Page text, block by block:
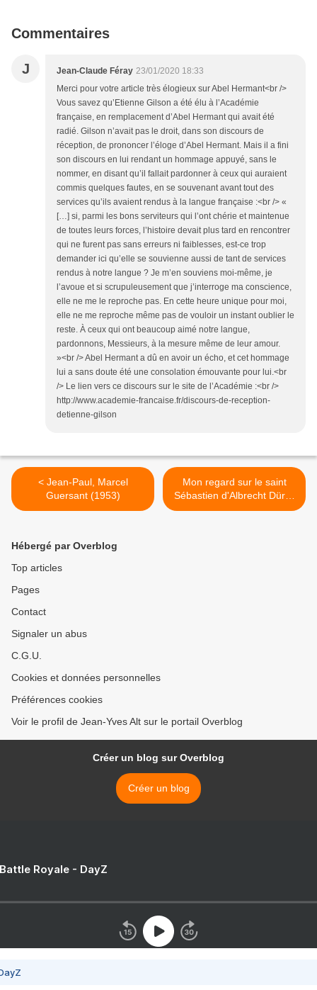
Commentaires
J Jean-Claude Féray 23/01/2020 18:33
Merci pour votre article très élogieux sur Abel Hermant<br />
Vous savez qu’Etienne Gilson a été élu à l’Académie
française, en remplacement d’Abel Hermant qui avait été
radié. Gilson n’avait pas le droit, dans son discours de
réception, de prononcer l’éloge d’Abel Hermant. Mais il a fini
son discours en lui rendant un hommage appuyé, sans le
nommer, en disant qu’il fallait pardonner à ceux qui auraient
commis quelques fautes, en se souvenant avant tout des
services qu’ils avaient rendus à la langue française :<br /> «
[…] si, parmi les bons serviteurs qui l’ont chérie et maintenue
de toutes leurs forces, l’histoire devait plus tard en rencontrer
qui ne furent pas sans erreurs ni faiblesses, est-ce trop
demander ici qu’elle se souvienne aussi de tant de services
rendus à notre langue ? Je m’en souviens moi-même, je
l’avoue et si scrupuleusement que j’interroge ma conscience,
elle ne me le reproche pas. En cette heure unique pour moi,
elle ne me reproche même pas de vouloir un instant oublier le
reste. À ceux qui ont beaucoup aimé notre langue,
pardonnons, Messieurs, à la mesure même de leur amour.
»<br /> Abel Hermant a dû en avoir un écho, et cet hommage
lui a sans doute été une consolation émouvante pour lui.<br
/> Le lien vers ce discours sur le site de l’Académie :<br />
http://www.academie-francaise.fr/discours-de-reception-
detienne-gilson
< Jean-Paul, Marcel
Guersant (1953)
Mon regard sur le saint
Sébastien d'Albrecht Dürer
à Bergame >
Hébergé par Overblog
Top articles
Pages
Contact
Signaler un abus
C.G.U.
Cookies et données personnelles
Préférences cookies
Voir le profil de Jean-Yves Alt sur le portail Overblog
Créer un blog sur Overblog
Créer un blog
Royale - DayZ